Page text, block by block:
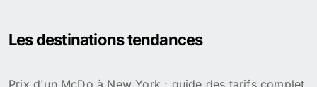
rLes destinations tendances